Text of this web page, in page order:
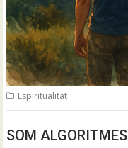
Espiritualitat
SOM ALGORITMES